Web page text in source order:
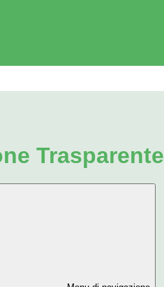
Trasparente